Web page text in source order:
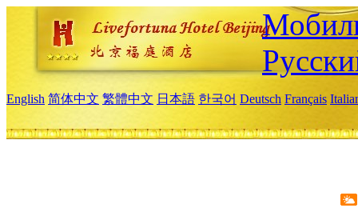
English 简体中文 繁體中文 日本語 한국어 Deutsch Français